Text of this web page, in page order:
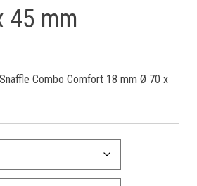
45 mm
Combo Comfort 18 mm Ø 70 x